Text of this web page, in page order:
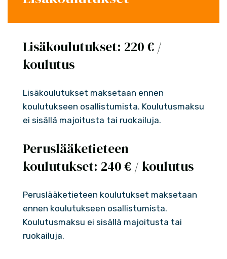
Lisäkoulutukset: 220 € /
koulutus
Lisäkoulutukset maksetaan ennen
koulutukseen osallistumista. Koulutusmaksu
ei sisällä majoitusta tai ruokailuja.
Peruslääketieteen
koulutukset: 240 € / koulutus
Peruslääketieteen koulutukset maksetaan
ennen koulutukseen osallistumista.
Koulutusmaksu ei sisällä majoitusta tai
ruokailuja.